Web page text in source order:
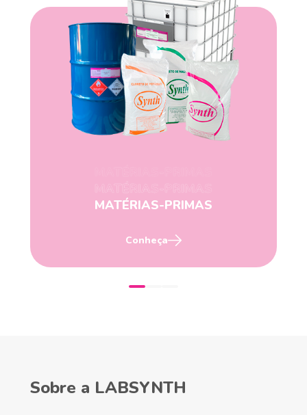
MATÉRIAS-PRIMAS
MATÉRIAS-PRIMAS
Conheça
Sobre a LABSYNTH